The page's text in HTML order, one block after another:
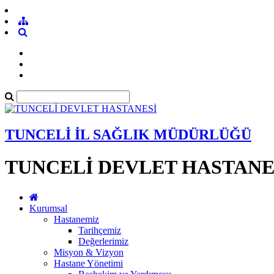
TUNCELİ İL SAĞLIK MÜDÜRLÜĞÜ
TUNCELİ DEVLET
Kurumsal
Hastanemiz
Tarihçemiz
Değerlerimiz
Misyon & Vizyon
Hastane Yönetimi